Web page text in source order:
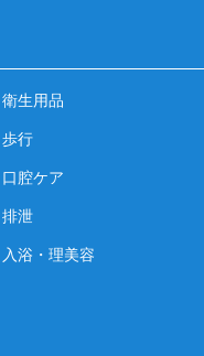
衛生用品
歩行
口腔ケア
排泄
入浴・理美容